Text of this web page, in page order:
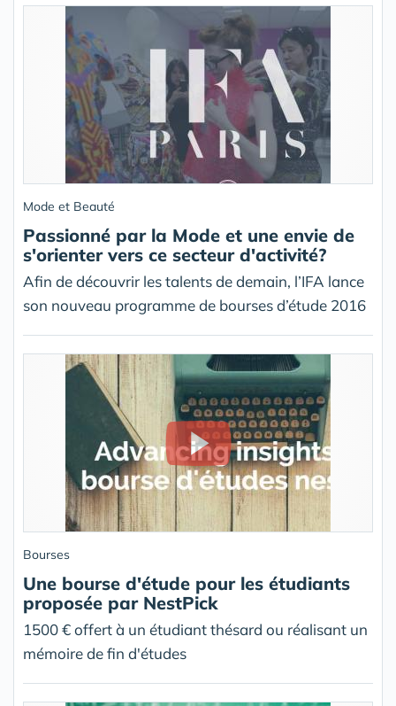
Mode et Beauté
Passionné par la Mode et une envie de
s'orienter vers ce secteur d'activité?
Afin de découvrir les talents de demain, l’IFA lance
son nouveau programme de bourses d’étude 2016
Bourses
Une bourse d'étude pour les étudiants
proposée par NestPick
1500 € offert à un étudiant thésard ou réalisant un
mémoire de fin d'études